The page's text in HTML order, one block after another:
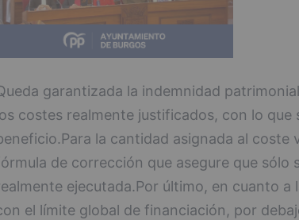
garantizada la indemnidad
costes realmente justificados, con lo que
la cantidad asignada al coste
de corrección que asegure que sólo
ejecutada.Por último, en cuanto a
el límite global de financiación, por